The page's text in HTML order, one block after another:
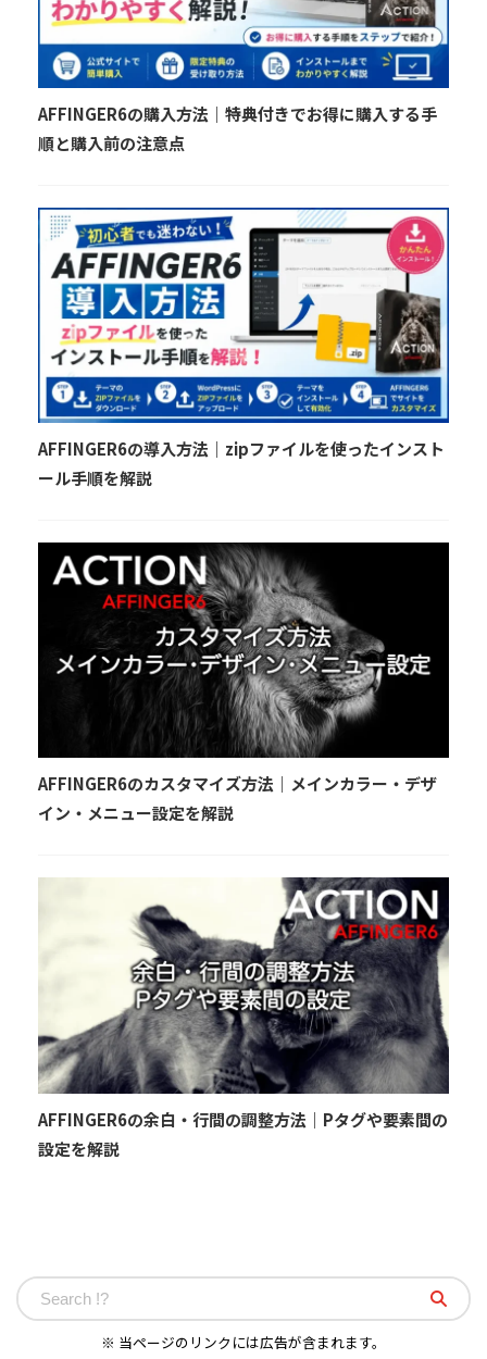
AFFINGER6の購入方法｜特典付きでお得に購入する手
順と購入前の注意点
AFFINGER6の導入方法｜zipファイルを使ったインスト
ール手順を解説
AFFINGER6のカスタマイズ方法｜メインカラー・デザ
イン・メニュー設定を解説
AFFINGER6の余白・行間の調整方法｜Pタグや要素間の
設定を解説
※ 当ページのリンクには広告が含まれます。